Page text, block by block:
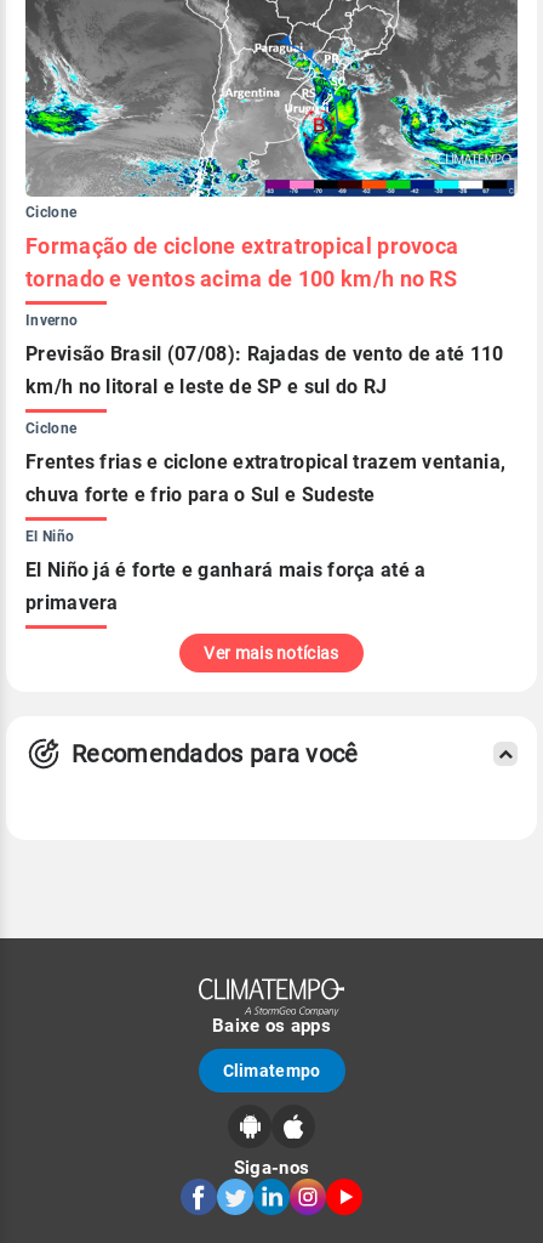
Ciclone
Formação de ciclone extratropical provoca
tornado e ventos acima de 100 km/h no RS
Inverno
Previsão Brasil (07/08): Rajadas de vento de até 110
km/h no litoral e leste de SP e sul do RJ
Ciclone
Frentes frias e ciclone extratropical trazem ventania,
chuva forte e frio para o Sul e Sudeste
El Niño
El Niño já é forte e ganhará mais força até a
primavera
Ver mais notícias
Recomendados para você
Baixe os apps
Climatempo
Siga-nos